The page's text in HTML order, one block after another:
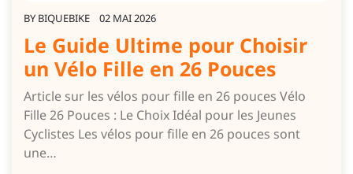
BY BIQUEBIKE 02 MAI 2026
Le Guide Ultime pour Choisir
un Vélo Fille en 26 Pouces
Article sur les vélos pour fille en 26 pouces Vélo
Fille 26 Pouces : Le Choix Idéal pour les Jeunes
Cyclistes Les vélos pour fille en 26 pouces sont
une…